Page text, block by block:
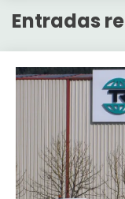
Entradas